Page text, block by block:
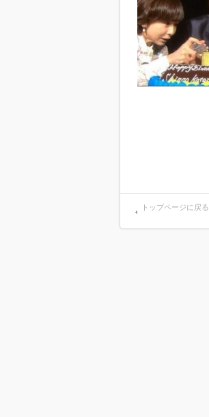
トップページに戻る